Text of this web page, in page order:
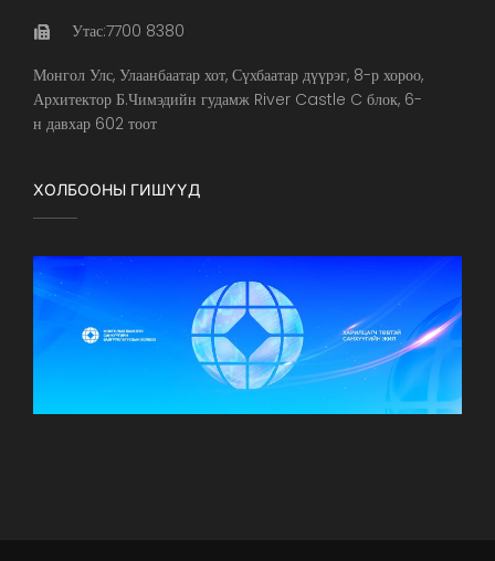
Утас:7700 8380
Монгол Улс, Улаанбаатар хот, Сүхбаатар дүүрэг, 8-р хороо,
Архитектор Б.Чимэдийн гудамж River Castle C блок, 6-
н давхар 602 тоот
ХОЛБООНЫ ГИШҮҮД